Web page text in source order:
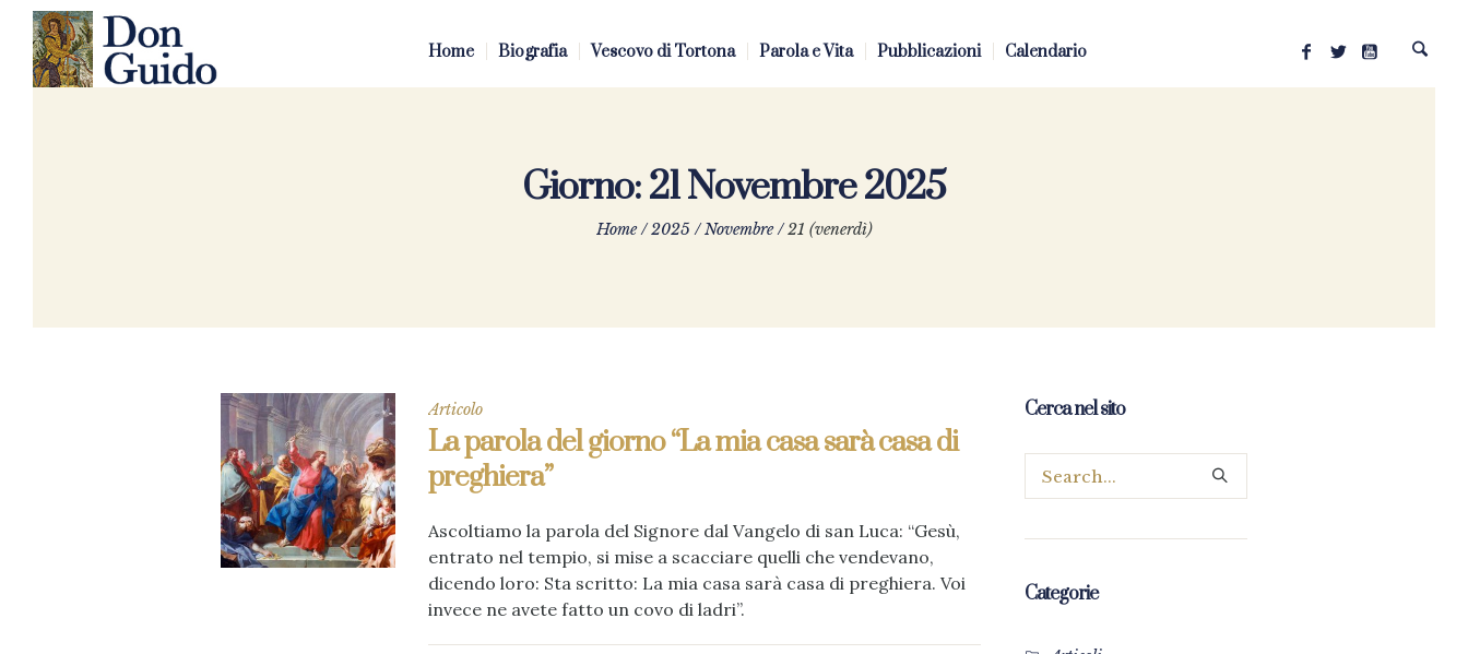
Home Biografia Vescovo di Tortona Parola e Vita Pubblicazioni Calendario
Giorno:21 Novembre 2025
Home /2025 /Novembre /21 (venerdì)
Articolo
La parola del giorno “La mia casa sarà casa di
preghiera”
Ascoltiamo la parola del Signore dal Vangelo di san Luca: “Gesù,
entrato nel tempio, si mise a scacciare quelli che vendevano,
dicendo loro: Sta scritto: La mia casa sarà casa di preghiera. Voi
invece ne avete fatto un covo di ladri”.
Cerca nel sito
Categorie